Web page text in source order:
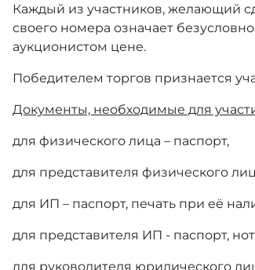
Каждый из участников, желающий
своего номера означает
аукционистом цене.
Победителем торгов признается
Документы, необходимые для
для физического лица – паспорт,
для представителя физического
для ИП – паспорт, печать при её
для представителя ИП - паспорт,
для руководителя юридического